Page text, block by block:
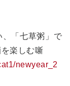
、「七草粥」で
楽しむ噺
newyear_2